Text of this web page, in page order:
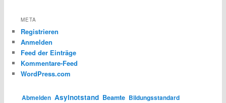
META
Registrieren
Anmelden
Feed der Einträge
Kommentare-Feed
WordPress.com
Abmelden Asylnotstand Beamte Bildungsstandard